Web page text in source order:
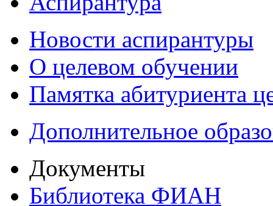
Новости аспирантуры
О целевом обучении
Памятка абитуриента
Дополнительное
Документы
Библиотека ФИАН